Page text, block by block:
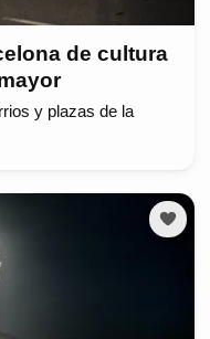
de cultura
y plazas de la